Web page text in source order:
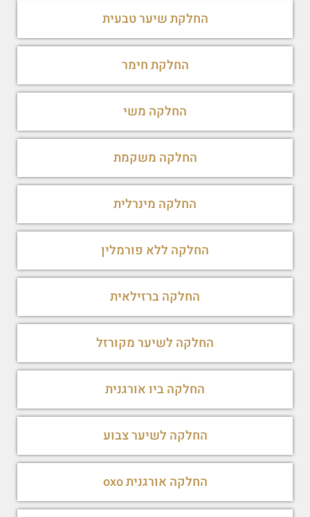
החלקת שיער טבעית
החלקת חימר
החלקה משי
החלקה משקמת
החלקה מינרלית
החלקה ללא פורמלין
החלקה ברזילאית
החלקה לשיער מקורזל
החלקה ביו אורגנית
החלקה לשיער צבוע
החלקה אורגנית oxo